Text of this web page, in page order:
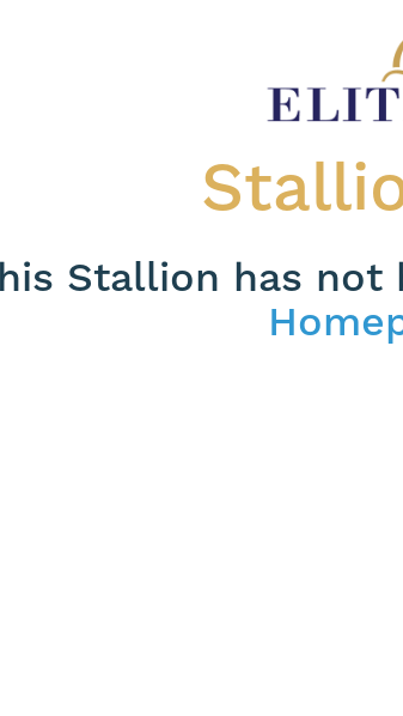
Stallion has not